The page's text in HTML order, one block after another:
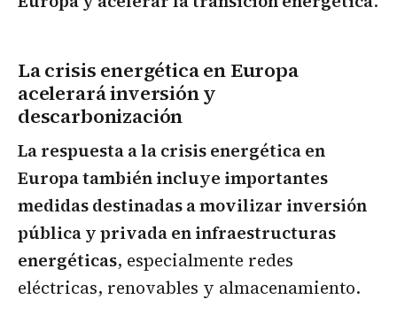
La crisis energética en Europa
acelerará inversión y
descarbonización
La respuesta a la crisis energética en
Europa también incluye importantes
medidas destinadas a movilizar inversión
pública y privada en infraestructuras
energéticas, especialmente redes
eléctricas, renovables y almacenamiento.